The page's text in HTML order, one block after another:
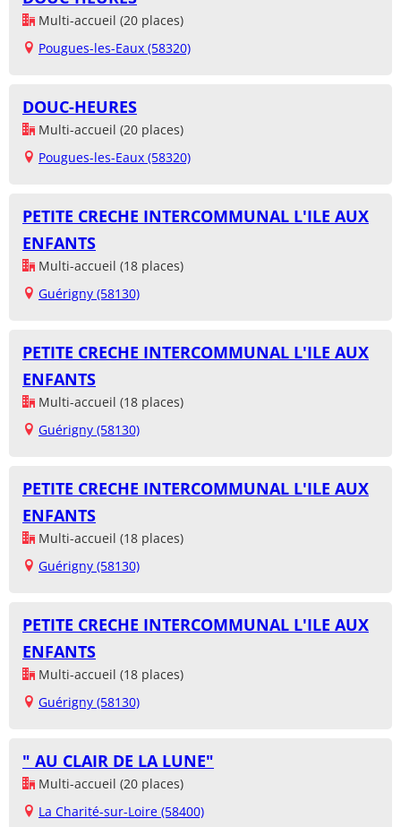
Multi-accueil (20 places)
Pougues-les-Eaux (58320)
DOUC-HEURES
Multi-accueil (20 places)
Pougues-les-Eaux (58320)
PETITE CRECHE INTERCOMMUNAL L'ILE AUX
ENFANTS
Multi-accueil (18 places)
Guérigny (58130)
PETITE CRECHE INTERCOMMUNAL L'ILE AUX
ENFANTS
Multi-accueil (18 places)
Guérigny (58130)
PETITE CRECHE INTERCOMMUNAL L'ILE AUX
ENFANTS
Multi-accueil (18 places)
Guérigny (58130)
PETITE CRECHE INTERCOMMUNAL L'ILE AUX
ENFANTS
Multi-accueil (18 places)
Guérigny (58130)
" AU CLAIR DE LA LUNE"
Multi-accueil (20 places)
La Charité-sur-Loire (58400)